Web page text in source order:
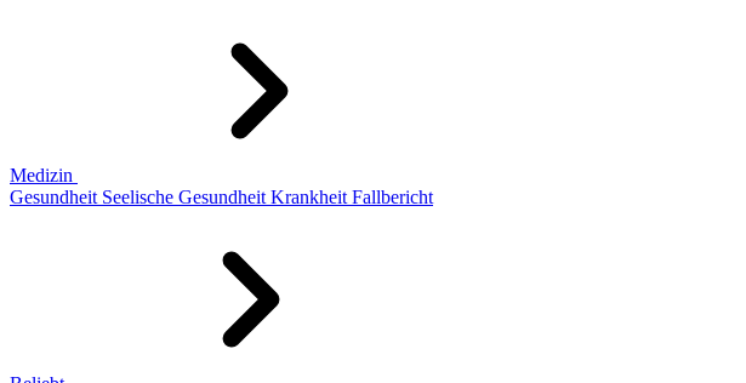
Medizin
Gesundheit Seelische Gesundheit Krankheit Fallbericht